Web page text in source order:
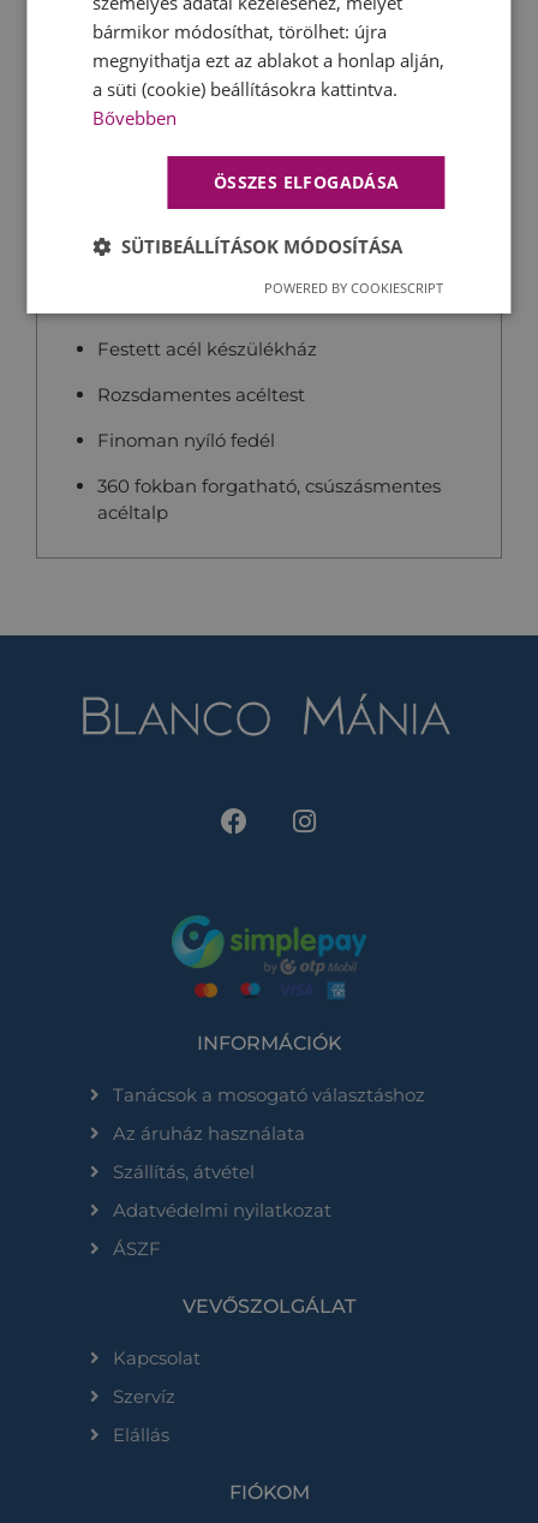
Teljesítmény:2400 W
Űrtartalom:1,7 liter
Méret:
Festett acél készülékház
Rozsdamentes acéltest
Finoman nyíló fedél
360 fokban forgatható, csúszásmentes
acéltalp
INFORMÁCIÓK
Tanácsok a mosogató választáshoz
Az áruház használata
Szállítás, átvétel
Adatvédelmi nyilatkozat
ÁSZF
VEVŐSZOLGÁLAT
Kapcsolat
Szervíz
Elállás
FIÓKOM
bármikor módosíthat, törölhet: újra
megnyithatja ezt az ablakot a honlap alján,
a süti (cookie) beállításokra kattintva.
Bővebben
ÖSSZES ELFOGADÁSA
SÜTIBEÁLLÍTÁSOK MÓDOSÍTÁSA
POWERED BY COOKIESCRIPT